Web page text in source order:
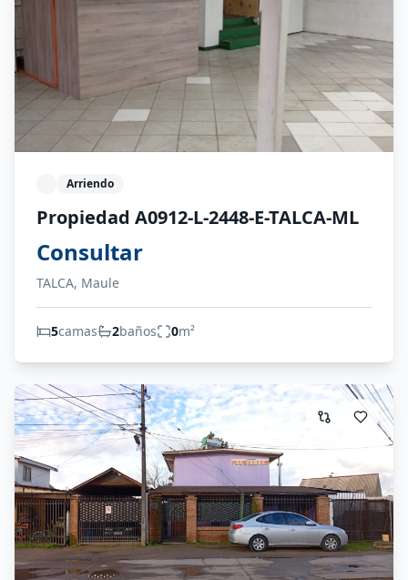
Arriendo
Propiedad A0912-L-2448-E-TALCA-ML
Consultar
TALCA, Maule
5camas 2baños 0m²